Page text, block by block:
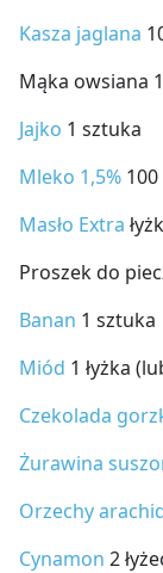
Kasza jaglana
Mąka owsiana
Jajko 1 sztuka
Mleko 1,5%
Masło Extra
Proszek do
Banan 1 sztuka
Miód 1 łyżka
Czekolada
Żurawina
Orzechy
Cynamon 2